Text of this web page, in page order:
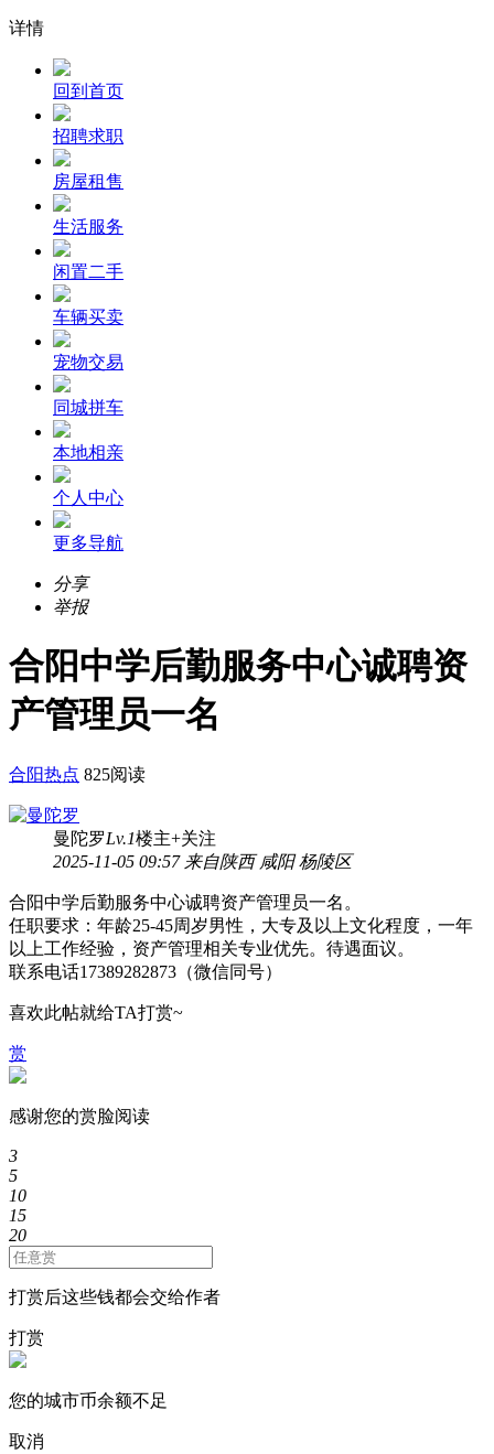
详情
回到首页
招聘求职
房屋租售
生活服务
闲置二手
车辆买卖
宠物交易
同城拼车
本地相亲
个人中心
更多导航
分享
举报
合阳中学后勤服务中心诚聘资
产管理员一名
合阳热点 825阅读
曼陀罗Lv.1楼主+关注
2025-11-05 09:57 来自陕西 咸阳 杨陵区
合阳中学后勤服务中心诚聘资产管理员一名。
任职要求：年龄25-45周岁男性，大专及以上文化程度，一年
以上工作经验，资产管理相关专业优先。待遇面议。
联系电话17389282873（微信同号）
喜欢此帖就给TA打赏~
赏
感谢您的赏脸阅读
3
5
10
15
20
打赏后这些钱都会交给作者
打赏
您的城市币余额不足
取消